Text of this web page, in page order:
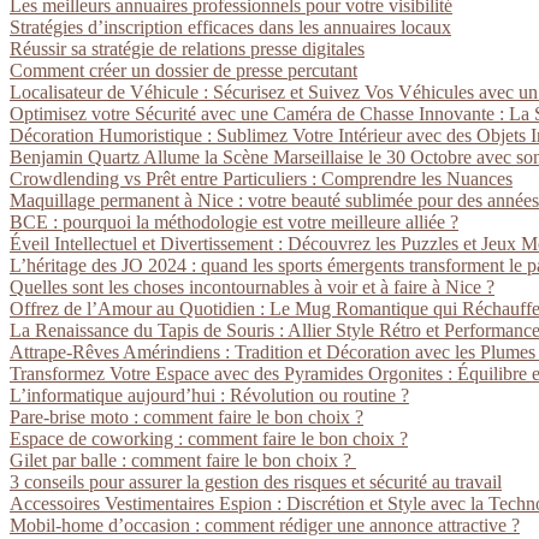
Les meilleurs annuaires professionnels pour votre visibilité
Stratégies d’inscription efficaces dans les annuaires locaux
Réussir sa stratégie de relations presse digitales
Comment créer un dossier de presse percutant
Localisateur de Véhicule : Sécurisez et Suivez Vos Véhicules avec
Optimisez votre Sécurité avec une Caméra de Chasse Innovante :
Décoration Humoristique : Sublimez Votre Intérieur avec des Objets
Benjamin Quartz Allume la Scène Marseillaise le 30 Octobre avec
Crowdlending vs Prêt entre Particuliers : Comprendre les Nuances
Maquillage permanent à Nice : votre beauté sublimée pour des années
BCE : pourquoi la méthodologie est votre meilleure alliée ?
Éveil Intellectuel et Divertissement : Découvrez les Puzzles et Jeux
L’héritage des JO 2024 : quand les sports émergents transforment le
Quelles sont les choses incontournables à voir et à faire à Nice ?
Offrez de l’Amour au Quotidien : Le Mug Romantique qui
La Renaissance du Tapis de Souris : Allier Style Rétro et
Attrape-Rêves Amérindiens : Tradition et Décoration avec les Plumes
Transformez Votre Espace avec des Pyramides Orgonites : Équilibre
L’informatique aujourd’hui : Révolution ou routine ?
Pare-brise moto : comment faire le bon choix ?
Espace de coworking : comment faire le bon choix ?
Gilet par balle : comment faire le bon choix ?
3 conseils pour assurer la gestion des risques et sécurité au travail
Accessoires Vestimentaires Espion : Discrétion et Style avec la
Mobil-home d’occasion : comment rédiger une annonce attractive ?